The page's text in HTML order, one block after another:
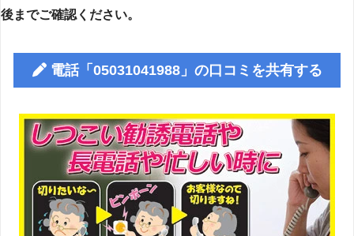
後までご確認ください。
電話「05031041988」の口コミを共有する